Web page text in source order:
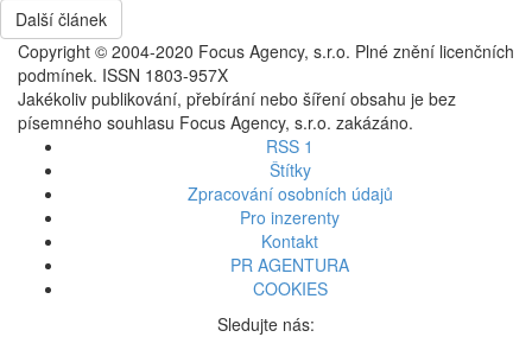
Další článek
Copyright © 2004-2020 Focus Agency, s.r.o. Plné znění licenčních
podmínek. ISSN 1803-957X
Jakékoliv publikování, přebírání nebo šíření obsahu je bez
písemného souhlasu Focus Agency, s.r.o. zakázáno.
RSS 1
Štítky
Zpracování osobních údajů
Pro inzerenty
Kontakt
PR AGENTURA
COOKIES
Sledujte nás: